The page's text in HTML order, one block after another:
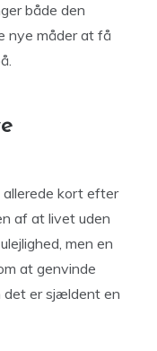
både den
nye måder at få
allerede kort efter
af at livet uden
men en
at genvinde
det er sjældent en